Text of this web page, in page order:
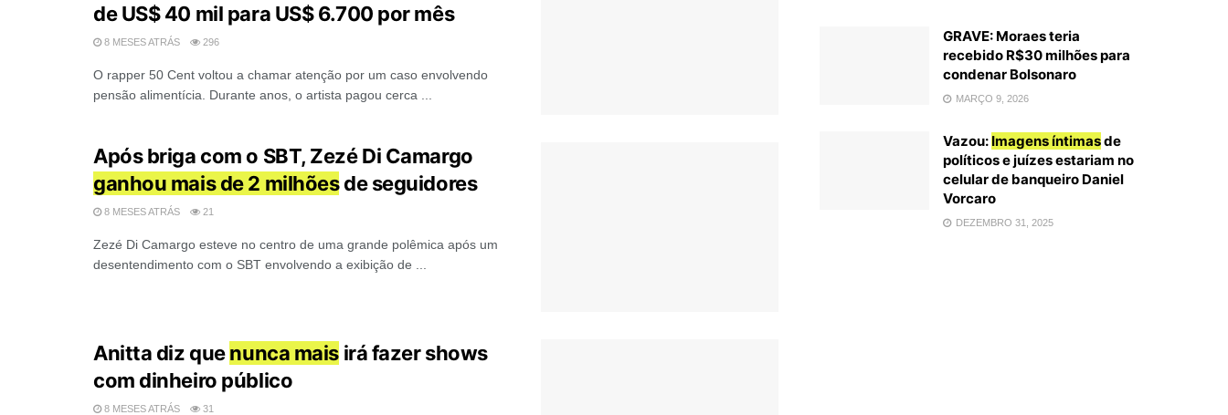
de US$ 40 mil para US$ 6.700 por mês
8 MESES ATRÁS 296
O rapper 50 Cent voltou a chamar atenção por um caso envolvendo
pensão alimentícia. Durante anos, o artista pagou cerca ...
Após briga com o SBT, Zezé Di Camargo
ganhou mais de 2 milhõesde seguidores
8 MESES ATRÁS 21
Zezé Di Camargo esteve no centro de uma grande polêmica após um
desentendimento com o SBT envolvendo a exibição de ...
Anitta diz quenunca mais irá fazer shows
com dinheiro público
8 MESES ATRÁS 31
GRAVE: Moraes teria
recebido R$30 milhões para
condenar Bolsonaro
MARÇO 9, 2026
Vazou: Imagens íntimasde
políticos e juízes estariam no
celular de banqueiro Daniel
Vorcaro
DEZEMBRO 31, 2025